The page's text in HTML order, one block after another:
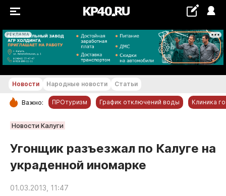
РЕКЛАМА
+20...+21 °С
РУБРИКИ
Новости компаний
Статьи
Народные новости
Новости Народные новости Статьи
Важно: ПРОтуризм График отключений воды Клиника
Новости Калуги
Угонщик разъезжал по Калуге на
украденной иномарке
01.03.2013, 11:47